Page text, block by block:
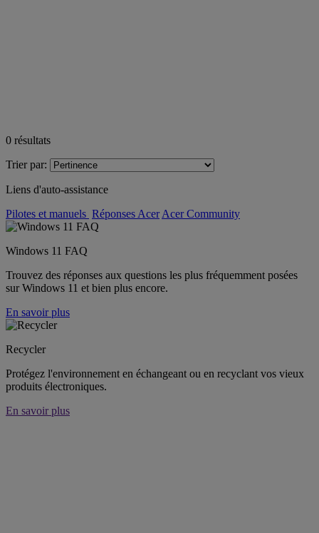
0 résultats
Trier par:
Liens d'auto-assistance
Pilotes et manuels Réponses Acer Acer Community
Windows 11 FAQ
Trouvez des réponses aux questions les plus fréquemment posées
sur Windows 11 et bien plus encore.
En savoir plus
Recycler
Protégez l'environnement en échangeant ou en recyclant vos vieux
produits électroniques.
En savoir plus